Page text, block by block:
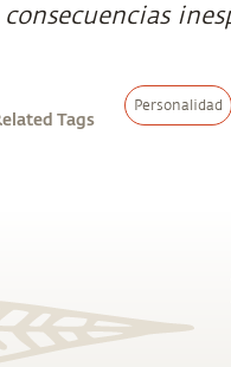
Tags
Personalidad